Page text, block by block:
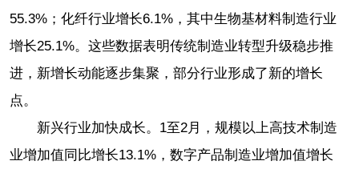
55.3%；化纤行业增长6.1%，其中生物基材料制造行业
增长25.1%。这些数据表明传统制造业转型升级稳步推
进，新增长动能逐步集聚，部分行业形成了新的增长
点。
新兴行业加快成长。1至2月，规模以上高技术制造
业增加值同比增长13.1%，数字产品制造业增加值增长